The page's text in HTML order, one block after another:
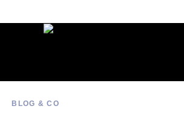
BLOG & CO